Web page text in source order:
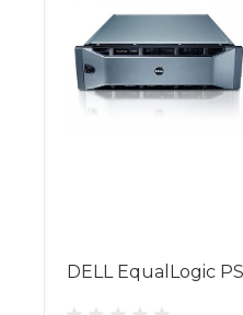
DELL EqualLogic